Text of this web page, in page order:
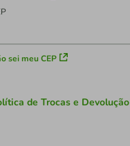
sei meu CEP
de Trocas e Devolução